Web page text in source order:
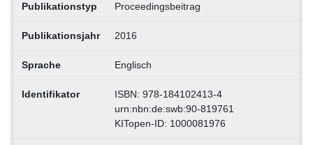
Publikationstyp Proceedingsbeitrag
Publikationsjahr 2016
Sprache Englisch
Identifikator
ISBN: 978-184102413-4
urn:nbn:de:swb:90-819761
KITopen-ID: 1000081976